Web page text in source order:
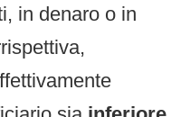
in denaro o in